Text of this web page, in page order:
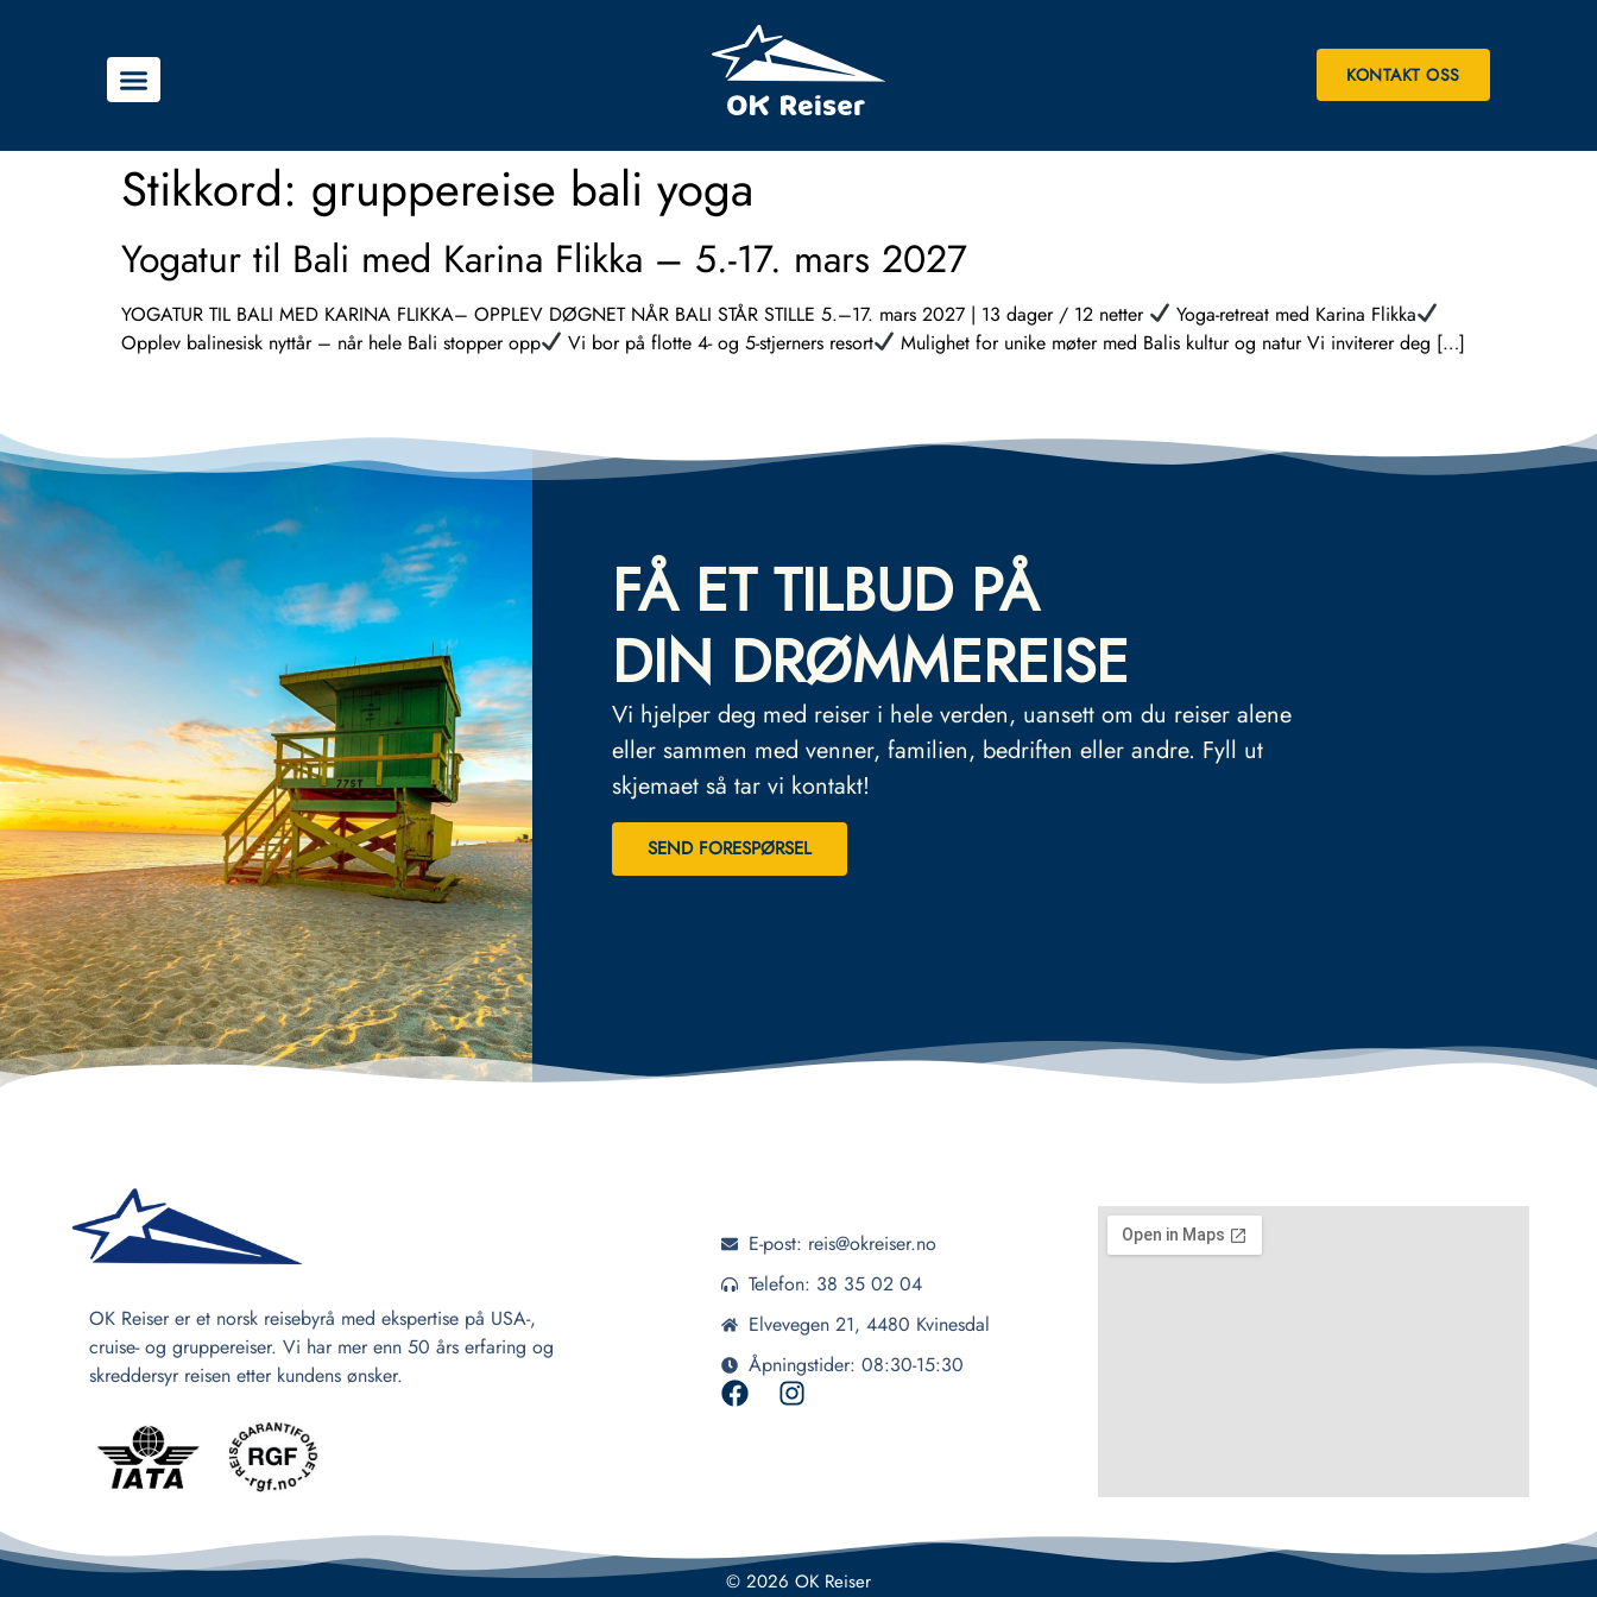
KONTAKT OSS
Stikkord: gruppereise bali yoga
Yogatur til Bali med Karina Flikka – 5.-17. mars 2027
YOGATUR TIL BALI MED KARINA FLIKKA– OPPLEV DØGNET NÅR BALI STÅR STILLE 5.–17. mars 2027 | 13 dager / 12 netter
Yoga-retreat med Karina Flikka
Opplev balinesisk nyttår – når hele Bali stopper opp
Vi bor på flotte 4- og 5-stjerners resort Mulighet for unike møter med Balis kultur og natur Vi inviterer deg […]
FÅ ET TILBUD PÅ
DIN DRØMMEREISE
Vi hjelper deg med reiser i hele verden, uansett om du reiser alene
eller sammen med venner, familien, bedriften eller andre. Fyll ut
skjemaet så tar vi kontakt!
SEND FORESPØRSEL
OK Reiser er et norsk reisebyrå med ekspertise på USA-,
cruise- og gruppereiser. Vi har mer enn 50 års erfaring og
skreddersyr reisen etter kundens ønsker.
E-post: reis@okreiser.no
Telefon: 38 35 02 04
Elvevegen 21, 4480 Kvinesdal
Åpningstider: 08:30-15:30
© 2026 OK Reiser